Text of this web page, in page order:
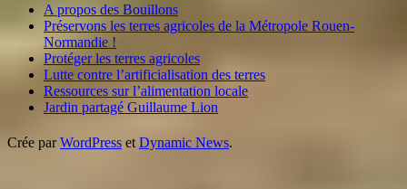
A propos des Bouillons
Préservons les terres agricoles de la Métropole Rouen-
Normandie !
Protéger les terres agricoles
Lutte contre l’artificialisation des terres
Ressources sur l’alimentation locale
Jardin partagé Guillaume Lion
Crée parWordPress et Dynamic News.